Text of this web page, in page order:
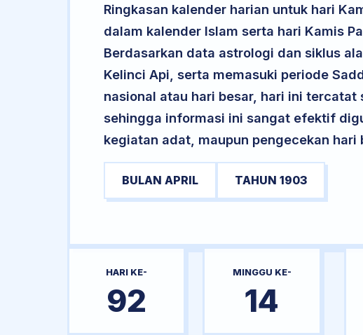
Ringkasan kalender harian untuk hari
dalam kalender Islam serta hari Kamis
Berdasarkan data astrologi dan siklus
Kelinci Api, serta memasuki periode
nasional atau hari besar, hari ini tercatat
sehingga informasi ini sangat efektif
kegiatan adat, maupun pengecekan hari
BULAN APRIL TAHUN 1903
HARI KE-
92
MINGGU KE-
14